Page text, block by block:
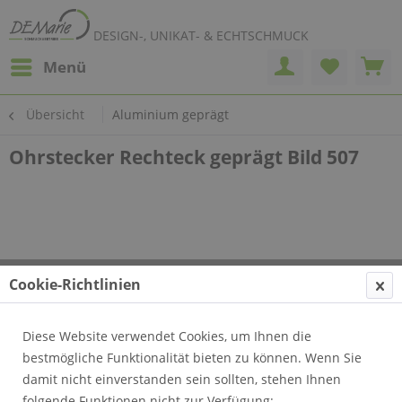
DESIGN-, UNIKAT- & ECHTSCHMUCK
Menü
Übersicht Aluminium geprägt
Ohrstecker Rechteck geprägt Bild 507
Cookie-Richtlinien
Diese Website verwendet Cookies, um Ihnen die
bestmögliche Funktionalität bieten zu können. Wenn Sie
damit nicht einverstanden sein sollten, stehen Ihnen